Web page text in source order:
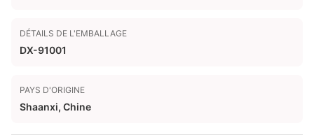
DÉTAILS DE L'EMBALLAGE
DX-91001
PAYS D'ORIGINE
Shaanxi, Chine